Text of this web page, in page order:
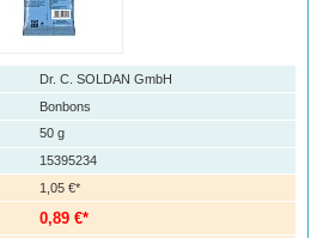
Dr. C. SOLDAN GmbH
Bonbons
50 g
15395234
1,05 €*
0,89 €*